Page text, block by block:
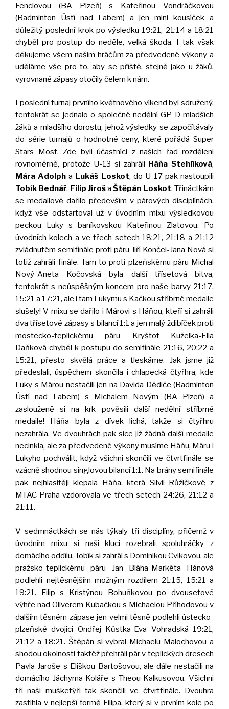
Fenclovou (BA Plzeň) s Kateřinou Vondráčkovou
(Badminton Ústí nad Labem) a jen mini kousíček a
důležitý poslední krok po výsledku 19:21, 21:14 a 18:21
chyběl pro postup do neděle, velká škoda. I tak však
děkujeme všem našim hráčům za předvedené výkony a
uděláme vše pro to, aby se příště, stejně jako u žáků,
vyrovnané zápasy otočily čelem k nám.
I poslední turnaj prvního květnového víkend byl sdružený,
tentokrát se jednalo o společné nedělní GP D mladších
žáků a mladšího dorostu, jehož výsledky se započítávaly
do série turnajů o hodnotné ceny, které pořádá Super
Stars Most. Zde byli účastníci z našich řad rozděleni
rovnoměrně, protože U-13 si zahráli Háňa Stehlíková,
Mára Adolph a Lukáš Loskot, do U-17 pak nastoupili
Tobík Bednář, Filip JirošaŠtěpán Loskot. Třináctkám
se medailově dařilo především v párových disciplínách,
když vše odstartoval už v úvodním mixu výsledkovou
peckou Luky s baníkovskou Kateřinou Zlatovou. Po
úvodních kolech a ve třech setech 18:21, 21:18 a 21:12
zvládnutém semifinále proti páru Jiří Končel-Jana Nová si
totiž zahráli finále. Tam to proti plzeňskému páru Michal
Nový-Aneta Kočovská byla další třísetová bitva,
tentokrát s neúspěšným koncem pro naše barvy 21:17,
15:21 a 17:21, ale i tam Lukymu s Kačkou stříbrné medaile
slušely! V mixu se dařilo i Márovi s Háňou, kteří si zahráli
dva třísetové zápasy s bilancí 1:1 a jen malý ždibíček proti
mostecko-teplickému páru Kryštof Kuželka-Ella
Daňková chyběl k postupu do semifinále 21:16, 20:22 a
15:21, přesto skvělá práce a tleskáme. Jak jsme již
předeslali, úspěchem skončila i chlapecká čtyřhra, kde
Luky s Márou nestačili jen na Davida Dědiče (Badminton
Ústí nad Labem) s Michalem Novým (BA Plzeň) a
zaslouženě si na krk pověsili další nedělní stříbrné
medaile! Háňa byla z dívek lichá, takže si čtyřhru
nezahrála. Ve dvouhrách pak sice již žádná další medaile
necinkla, ale za předvedené výkony musíme Háňu, Máru i
Lukyho pochválit, když všichni skončili ve čtvrtfinále se
vzácně shodnou singlovou bilancí 1:1. Na brány semifinále
pak nejhlasitěji klepala Háňa, která Silvii Růžičkové z
MTAC Praha vzdorovala ve třech setech 24:26, 21:12 a
21:11.
V sedmnáctkách se nás týkaly tři disciplíny, přičemž v
úvodním mixu si naši kluci rozebrali spoluhráčky z
domácího oddílu. Tobík si zahrál s Dominikou Cvikovou, ale
pražsko-teplickému páru Jan Bláha-Markéta Hánová
podlehli nejtěsnějším možným rozdílem 21:15, 15:21 a
19:21. Filip s Kristýnou Bohuňkovou po dvousetové
výhře nad Oliverem Kubačkou s Michaelou Příhodovou v
dalším těsném zápase jen velmi těsně podlehli ústecko-
plzeňské dvojici Ondřej Kůstka-Eva Vohradská 19:21,
21:12 a 18:21. Štěpán si vybral Michaelu Malochovou a
shodou okolnosti taktéž přehráli pár v teplických dresech
Pavla Jaroše s Eliškou Bartošovou, ale dále nestačili na
domácího Jáchyma Koláře s Theou Kalkusovou. Všichni
tři naši mušketýři tak skončili ve čtvrtfinále. Dvouhra
zastihla v nejlepší formě Filipa, který si v prvním kole po